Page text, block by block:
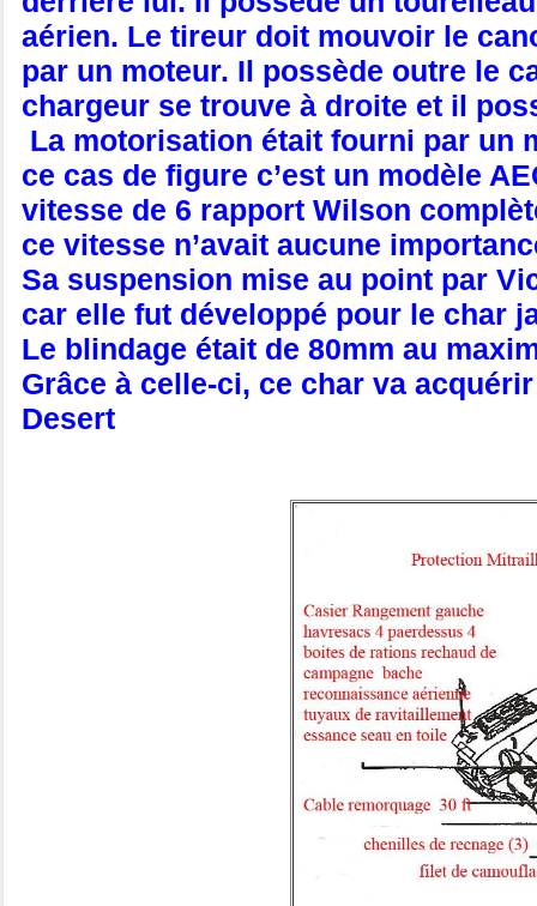
aérien. Le tireur doit mouvoir le
par un moteur. Il possède outre le
chargeur se trouve à droite et il
La motorisation était fourni par un
ce cas de figure c’est un modèle
vitesse de 6 rapport Wilson
ce vitesse n’avait aucune
Sa suspension mise au point par
car elle fut développé pour le char
Le blindage était de 80mm au
Grâce à celle-ci, ce char va
Desert